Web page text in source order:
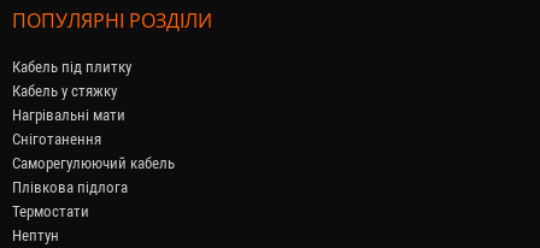
ПОПУЛЯРНІ РОЗДІЛИ
Кабель під плитку
Кабель у стяжку
Нагрівальні мати
Сніготанення
Саморегулюючий кабель
Плівкова підлога
Термостати
Нептун